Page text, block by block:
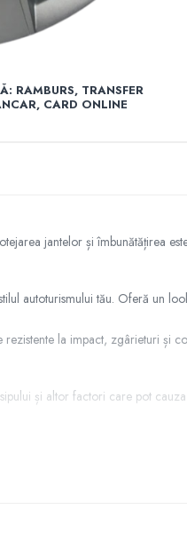
RAMBURS, TRANSFER
CARD ONLINE
jantelor și îmbunătățirea
autoturismului tău. Oferă un
la impact, zgârieturi
și altor factori care pot
o fixare fermă, prevenind
și îngrijit pe toate roțile
R16